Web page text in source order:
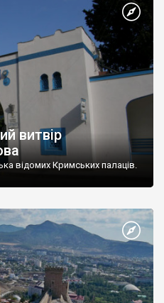
витвір
відомих Кримських палаців.